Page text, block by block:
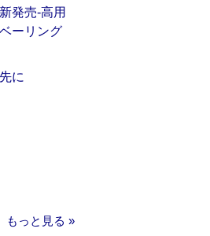
発売‐高用
ーリング
に
もっと見る »